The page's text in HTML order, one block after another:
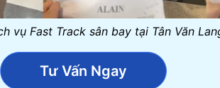
vụ Fast Track sân bay tại Tân Văn
Tư Vấn Ngay